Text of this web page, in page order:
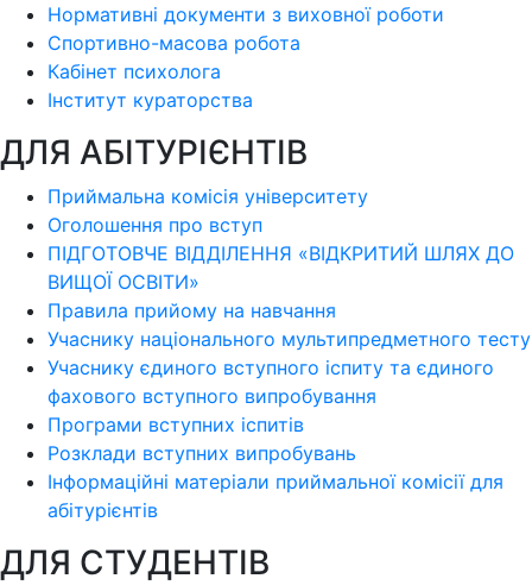
Нормативні документи з виховної роботи
Спортивно-масова робота
Кабінет психолога
Інститут кураторства
ДЛЯ АБІТУРІЄНТІВ
Приймальна комісія університету
Оголошення про вступ
ПІДГОТОВЧЕ ВІДДІЛЕННЯ «ВІДКРИТИЙ ШЛЯХ ДО
ВИЩОЇ ОСВІТИ»
Правила прийому на навчання
Учаснику національного мультипредметного тесту
Учаснику єдиного вступного іспиту та єдиного
фахового вступного випробування
Програми вступних іспитів
Розклади вступних випробувань
Інформаційні матеріали приймальної комісії для
абітурієнтів
ДЛЯ СТУДЕНТІВ